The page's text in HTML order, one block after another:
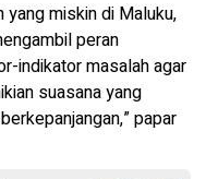
yang miskin di Maluku,
peran
indikator masalah agar
suasana yang
papar